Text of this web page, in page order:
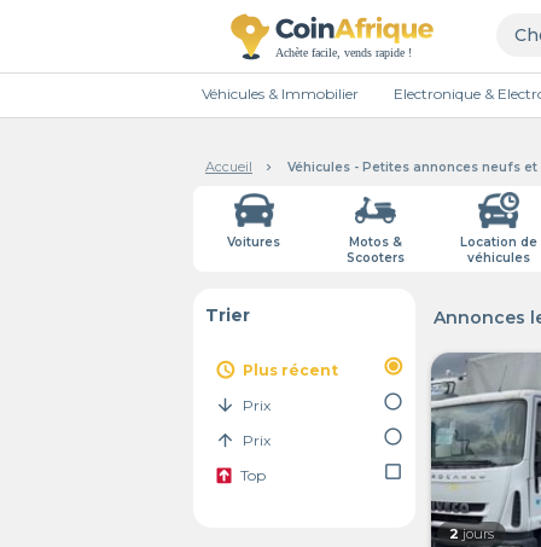
Véhicules & Immobilier Electronique &
Accueil Véhicules - Petites annonces neufs
Voitures
Motos &
Scooters
Location de
véhicules
Trier
access_time Plus récent
radio_button_checked
arrow_downward
Prix
radio_button_unchecked
arrow_upward
Prix radio_button_unchecked
Top check_box_outline_blank
Annonces
2 jours